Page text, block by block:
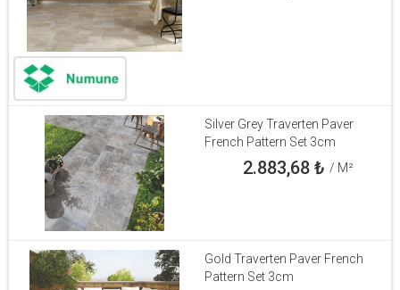
Silver Grey Traverten Paver
French Pattern Set 3cm
2.883,68₺ / M²
Gold Traverten Paver French
Pattern Set 3cm